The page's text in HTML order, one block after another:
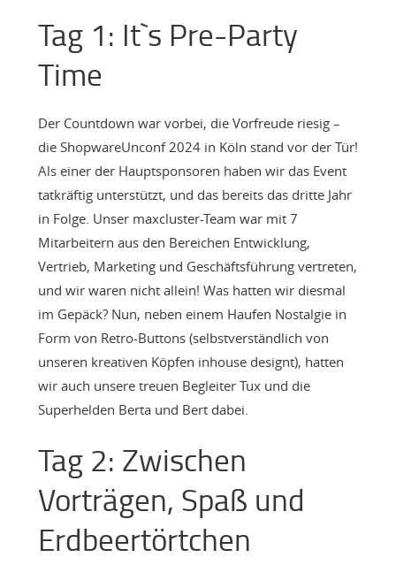
Tag 1: It`s Pre-Party
Time
Der Countdown war vorbei, die Vorfreude riesig –
die ShopwareUnconf 2024 in Köln stand vor der Tür!
Als einer der Hauptsponsoren haben wir das Event
tatkräftig unterstützt, und das bereits das dritte Jahr
in Folge. Unser maxcluster-Team war mit 7
Mitarbeitern aus den Bereichen Entwicklung,
Vertrieb, Marketing und Geschäftsführung vertreten,
und wir waren nicht allein! Was hatten wir diesmal
im Gepäck? Nun, neben einem Haufen Nostalgie in
Form von Retro-Buttons (selbstverständlich von
unseren kreativen Köpfen inhouse designt), hatten
wir auch unsere treuen Begleiter Tux und die
Superhelden Berta und Bert dabei.
Tag 2: Zwischen
Vorträgen, Spaß und
Erdbeertörtchen